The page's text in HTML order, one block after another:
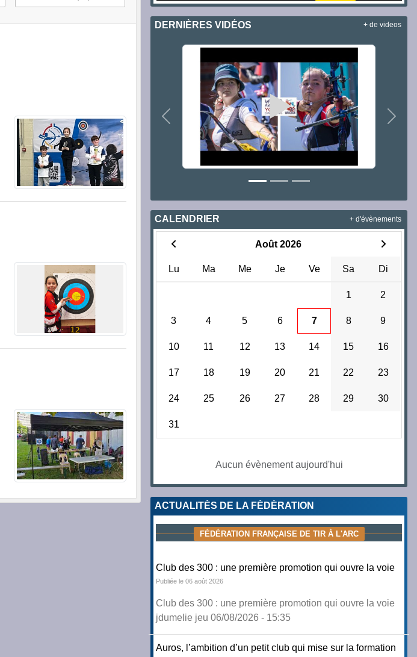
DERNIÈRES VIDÉOS
Précedent
+ de videos
CALENDRIER
Août 2026
Lu Ma Me Je Ve Sa Di
1 2
3 4 5 6 7 8 9
10 11 12 13 14 15 16
17 18 19 20 21 22 23
24 25 26 27 28 29 30
31
Aucun évènement aujourd'hui
+ d'évènements
ACTUALITÉS DE LA FÉDÉRATION
FÉDÉRATION FRANÇAISE DE TIR À L'ARC
Club des 300 : une première promotion qui ouvre la voie
Publiée le 06 août 2026
Club des 300 : une première promotion qui ouvre la voie
jdumelie jeu 06/08/2026 - 15:35
Auros, l’ambition d’un petit club qui mise sur la formation